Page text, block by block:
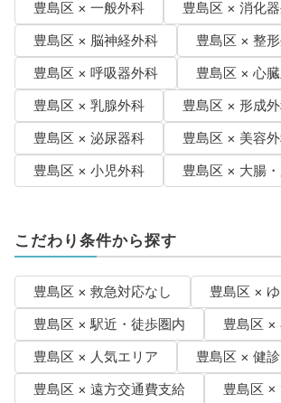
豊島区 × 一般外科
豊島区 × 消化
豊島区 × 脳神経外科
豊島区 × 整
豊島区 × 呼吸器外科
豊島区 × 心
豊島区 × 乳腺外科
豊島区 × 形成
豊島区 × 泌尿器科
豊島区 × 美容
豊島区 × 小児外科
豊島区 × 大腸
こだわり条件から探す
豊島区 × 救急対応なし
豊島区 ×
豊島区 × 駅近・徒歩圏内
豊島区 ×
豊島区 × 人気エリア
豊島区 × 健診
豊島区 × 遠方交通費支給
豊島区 ×